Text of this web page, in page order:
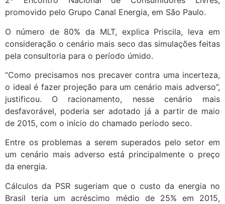
promovido pelo Grupo Canal Energia, em São Paulo.
O número de 80% da MLT, explica Priscila, leva em
consideração o cenário mais seco das simulações feitas
pela consultoria para o período úmido.
“Como precisamos nos precaver contra uma incerteza,
o ideal é fazer projeção para um cenário mais adverso”,
justificou. O racionamento, nesse cenário mais
desfavorável, poderia ser adotado já a partir de maio
de 2015, com o início do chamado período seco.
Entre os problemas a serem superados pelo setor em
um cenário mais adverso está principalmente o preço
da energia.
Cálculos da PSR sugeriam que o custo da energia no
Brasil teria um acréscimo médio de 25% em 2015,